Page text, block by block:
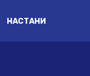
НАСТАНИ